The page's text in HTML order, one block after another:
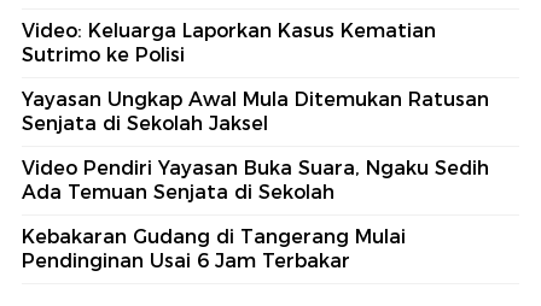
Video: Keluarga Laporkan Kasus Kematian
Sutrimo ke Polisi
Yayasan Ungkap Awal Mula Ditemukan Ratusan
Senjata di Sekolah Jaksel
Video Pendiri Yayasan Buka Suara, Ngaku Sedih
Ada Temuan Senjata di Sekolah
Kebakaran Gudang di Tangerang Mulai
Pendinginan Usai 6 Jam Terbakar